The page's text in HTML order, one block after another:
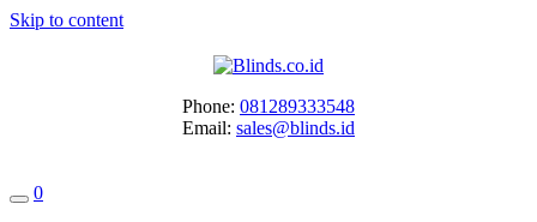
Skip to content
Phone: 081289333548
Email: sales@blinds.id
0